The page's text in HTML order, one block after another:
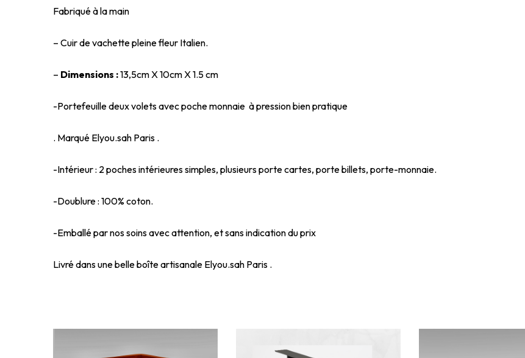
Fabriqué à la main
– Cuir de vachette pleine fleur Italien.
– Dimensions :13,5cm X 10cm X 1.5 cm
-Portefeuille deux volets avec poche monnaie à pression bien pratique
. Marqué Elyou.sah Paris .
-Intérieur : 2 poches intérieures simples, plusieurs porte cartes, porte billets, porte-monnaie.
-Doublure : 100% coton.
-Emballé par nos soins avec attention, et sans indication du prix
Livré dans une belle boîte artisanale Elyou.sah Paris .